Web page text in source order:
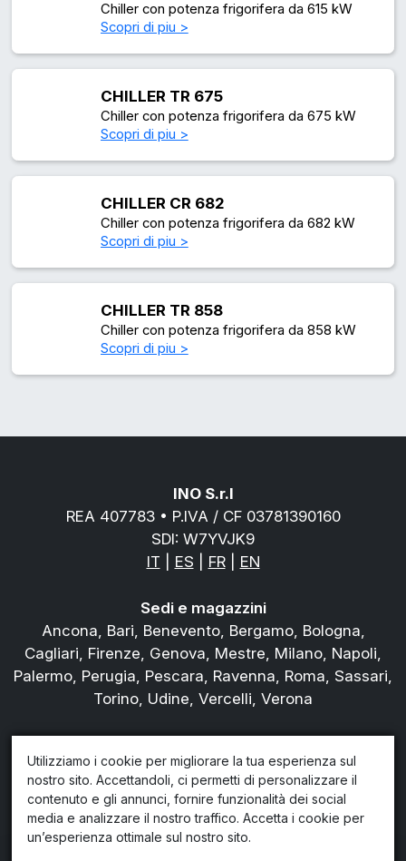
Chiller con potenza frigorifera da 615 kW
Scopri di piu >
CHILLER TR 675
Chiller con potenza frigorifera da 675 kW
Scopri di piu >
CHILLER CR 682
Chiller con potenza frigorifera da 682 kW
Scopri di piu >
CHILLER TR 858
Chiller con potenza frigorifera da 858 kW
Scopri di piu >
INO S.r.l
REA 407783 • P.IVA / CF 03781390160
SDI: W7YVJK9
IT
ES FR| EN
Sedi e magazzini
Ancona, Bari, Benevento, Bergamo, Bologna,
Cagliari, Firenze, Genova, Mestre, Milano, Napoli,
Palermo, Perugia, Pescara, Ravenna, Roma, Sassari,
Torino, Udine, Vercelli, Verona
Chi siamo
Blog
Privacy policy
Condiziondi di noleggio
Utilizziamo i cookie per migliorare la tua esperienza sul
nostro sito. Accettandoli, ci permetti di personalizzare il
contenuto e gli annunci, fornire funzionalità dei social
media e analizzare il nostro traffico. Accetta i cookie per
un’esperienza ottimale sul nostro sito.